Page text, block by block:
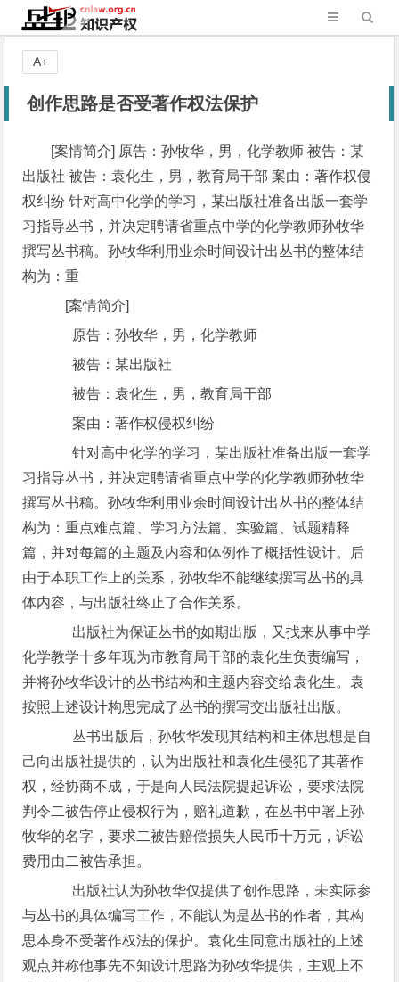
创作思路是否受著作权法保护
[案情简介] 原告：孙牧华，男，化学教师 被告：某
出版社 被告：袁化生，男，教育局干部 案由：著作权侵
权纠纷 针对高中化学的学习，某出版社准备出版一套学
习指导丛书，并决定聘请省重点中学的化学教师孙牧华
撰写丛书稿。孙牧华利用业余时间设计出丛书的整体结
构为：重
[案情简介]
原告：孙牧华，男，化学教师
被告：某出版社
被告：袁化生，男，教育局干部
案由：著作权侵权纠纷
针对高中化学的学习，某出版社准备出版一套学
习指导丛书，并决定聘请省重点中学的化学教师孙牧华
撰写丛书稿。孙牧华利用业余时间设计出丛书的整体结
构为：重点难点篇、学习方法篇、实验篇、试题精释
篇，并对每篇的主题及内容和体例作了概括性设计。后
由于本职工作上的关系，孙牧华不能继续撰写丛书的具
体内容，与出版社终止了合作关系。
出版社为保证丛书的如期出版，又找来从事中学
化学教学十多年现为市教育局干部的袁化生负责编写，
并将孙牧华设计的丛书结构和主题内容交给袁化生。袁
按照上述设计构思完成了丛书的撰写交出版社出版。
丛书出版后，孙牧华发现其结构和主体思想是自
己向出版社提供的，认为出版社和袁化生侵犯了其著作
权，经协商不成，于是向人民法院提起诉讼，要求法院
判令二被告停止侵权行为，赔礼道歉，在丛书中署上孙
牧华的名字，要求二被告赔偿损失人民币十万元，诉讼
费用由二被告承担。
出版社认为孙牧华仅提供了创作思路，未实际参
与丛书的具体编写工作，不能认为是丛书的作者，其构
思本身不受著作权法的保护。袁化生同意出版社的上述
观点并称他事先不知设计思路为孙牧华提供，主观上不
A+